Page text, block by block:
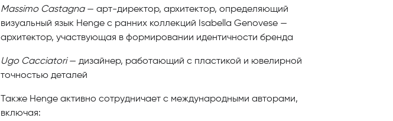
Massimo Castagna— арт-директор, архитектор, определяющий
визуальный язык Henge с ранних коллекций Isabella Genovese —
архитектор, участвующая в формировании идентичности бренда
Ugo Cacciatori— дизайнер, работающий с пластикой и ювелирной
точностью деталей
Также Henge активно сотрудничает с международными авторами,
включая: